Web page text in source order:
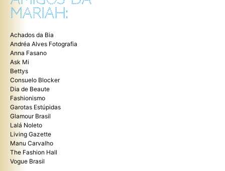
MARIAH:
Achados da Bia
Andréa Alves Fotografia
Anna Fasano
Ask Mi
Bettys
Consuelo Blocker
Dia de Beaute
Fashionismo
Garotas Estúpidas
Glamour Brasil
Lalá Noleto
Living Gazette
Manu Carvalho
The Fashion Hall
Vogue Brasil